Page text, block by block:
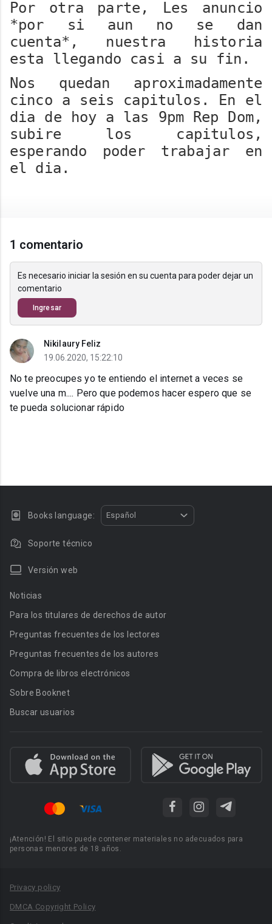
Por otra parte, Les anuncio
*por si aun no se dan
cuenta*, nuestra historia
esta llegando casi a su fin.
Nos quedan aproximadamente
cinco a seis capitulos. En el
dia de hoy a las 9pm Rep Dom,
subire los capitulos,
esperando poder trabajar en
el dia.
1 comentario
Es necesario iniciar la sesión en su cuenta para poder dejar un
comentario
Ingresar
Nikilaury Feliz
19.06.2020, 15:22:10
No te preocupes yo te entiendo el internet a veces se
vuelve una m.... Pero que podemos hacer espero que se
te pueda solucionar rápido
Books language: Español
Soporte técnico
Versión web
Noticias
Para los titulares de derechos de autor
Preguntas frecuentes de los lectores
Preguntas frecuentes de los autores
Compra de libros electrónicos
Sobre Booknet
Buscar usuarios
¡Atención! El sitio puede contener materiales no adecuados para
personas menores de 18 años.
Privacy policy
DMCA Copyright Policy